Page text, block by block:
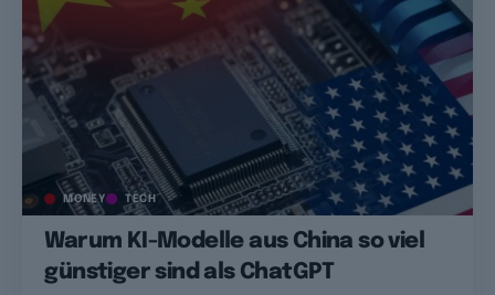
MONEY TECH
Warum KI-Modelle aus China so viel
günstiger sind als ChatGPT